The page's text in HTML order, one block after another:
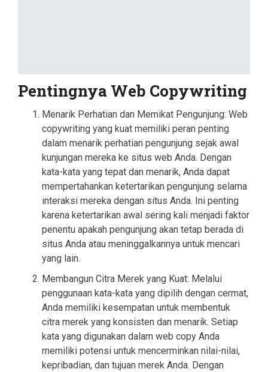
Pentingnya Web Copywriting
Menarik Perhatian dan Memikat Pengunjung: Web
copywriting yang kuat memiliki peran penting
dalam menarik perhatian pengunjung sejak awal
kunjungan mereka ke situs web Anda. Dengan
kata-kata yang tepat dan menarik, Anda dapat
mempertahankan ketertarikan pengunjung selama
interaksi mereka dengan situs Anda. Ini penting
karena ketertarikan awal sering kali menjadi faktor
penentu apakah pengunjung akan tetap berada di
situs Anda atau meninggalkannya untuk mencari
yang lain.
Membangun Citra Merek yang Kuat: Melalui
penggunaan kata-kata yang dipilih dengan cermat,
Anda memiliki kesempatan untuk membentuk
citra merek yang konsisten dan menarik. Setiap
kata yang digunakan dalam web copy Anda
memiliki potensi untuk mencerminkan nilai-nilai,
kepribadian, dan tujuan merek Anda. Dengan